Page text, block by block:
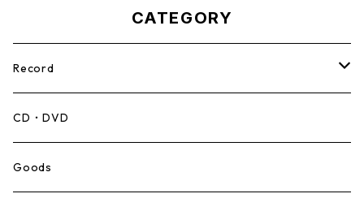
CATEGORY
Record
Mento,Calypso,Ballad
Ska
CD・DVD
Goods